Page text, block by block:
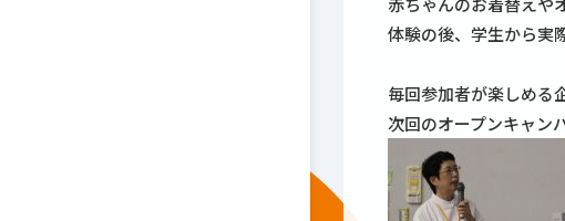
体験の後、学生から実
毎回参加者が楽しめる
次回のオープンキャン